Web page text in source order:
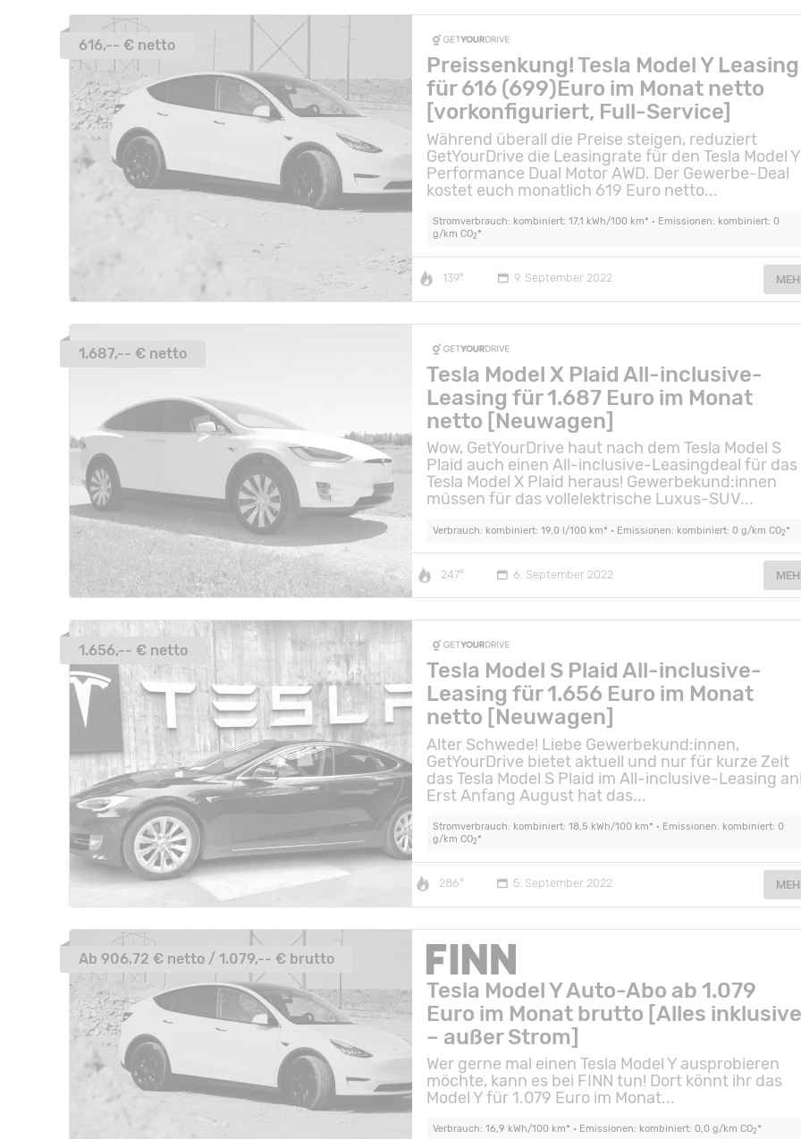
Preissenkung! Tesla Model Y Leasing
für 616 (699)Euro im Monat netto
[vorkonfiguriert, Full-Service]
Während überall die Preise steigen, reduziert
GetYourDrive die Leasingrate für den Tesla Model Y
Performance Dual Motor AWD. Der Gewerbe-Deal
kostet euch monatlich 619 Euro netto...
Stromverbrauch: kombiniert: 17,1 kWh/100 km* • Emissionen: kombiniert: 0
g/km CO2*
139° 9. September 2022
616,-- € netto
Tesla Model X Plaid All-inclusive-
Leasing für 1.687 Euro im Monat
netto [Neuwagen]
Wow, GetYourDrive haut nach dem Tesla Model S
Plaid auch einen All-inclusive-Leasingdeal für das
Tesla Model X Plaid heraus! Gewerbekund:innen
müssen für das vollelektrische Luxus-SUV...
Verbrauch: kombiniert: 19,0 l/100 km* • Emissionen: kombiniert: 0 g/km CO2*
247° 6. September 2022
1.687,-- € netto
Tesla Model S Plaid All-inclusive-
Leasing für 1.656 Euro im Monat
netto [Neuwagen]
Alter Schwede! Liebe Gewerbekund:innen,
GetYourDrive bietet aktuell und nur für kurze Zeit
das Tesla Model S Plaid im All-inclusive-Leasing
Erst Anfang August hat das...
Stromverbrauch: kombiniert: 18,5 kWh/100 km* • Emissionen: kombiniert: 0
g/km CO2*
286° 5. September 2022
1.656,-- € netto
Tesla Model Y Auto-Abo ab 1.079
Euro im Monat brutto [Alles
– außer Strom]
Wer gerne mal einen Tesla Model Y ausprobieren
möchte, kann es bei FINN tun! Dort könnt ihr das
Model Y für 1.079 Euro im Monat...
Verbrauch: 16,9 kWh/100 km* • Emissionen: kombiniert: 0,0 g/km CO2*
Ab 906,72 € netto / 1.079,-- € brutto